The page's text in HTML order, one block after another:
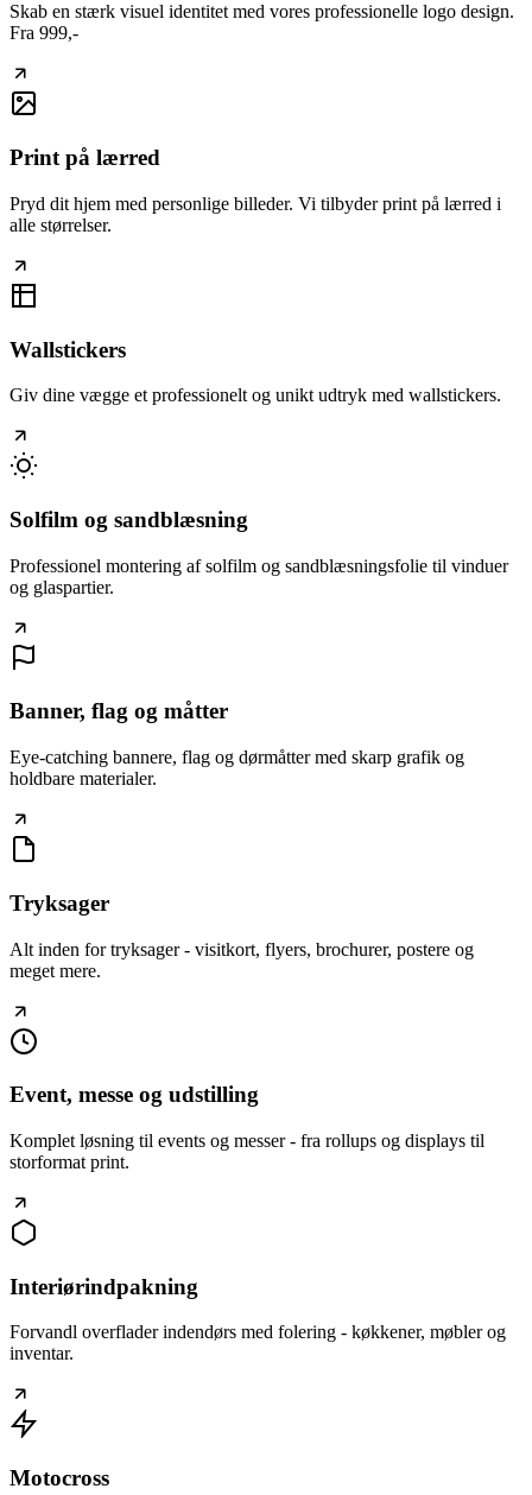
Skab en stærk visuel identitet med vores professionelle logo design.
Fra 999,-
Print på lærred
Pryd dit hjem med personlige billeder. Vi tilbyder print på lærred i
alle størrelser.
Wallstickers
Giv dine vægge et professionelt og unikt udtryk med wallstickers.
Solfilm og sandblæsning
Professionel montering af solfilm og sandblæsningsfolie til vinduer
og glaspartier.
Banner, flag og måtter
Eye-catching bannere, flag og dørmåtter med skarp grafik og
holdbare materialer.
Tryksager
Alt inden for tryksager - visitkort, flyers, brochurer, postere og
meget mere.
Event, messe og udstilling
Komplet løsning til events og messer - fra rollups og displays til
storformat print.
Interiørindpakning
Forvandl overflader indendørs med folering - køkkener, møbler og
inventar.
Motocross